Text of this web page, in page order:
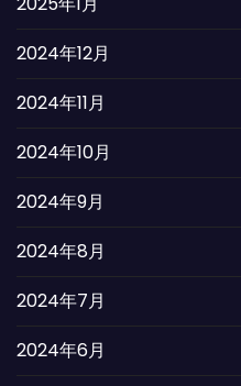
2024年12月
2024年11月
2024年10月
2024年9月
2024年8月
2024年7月
2024年6月